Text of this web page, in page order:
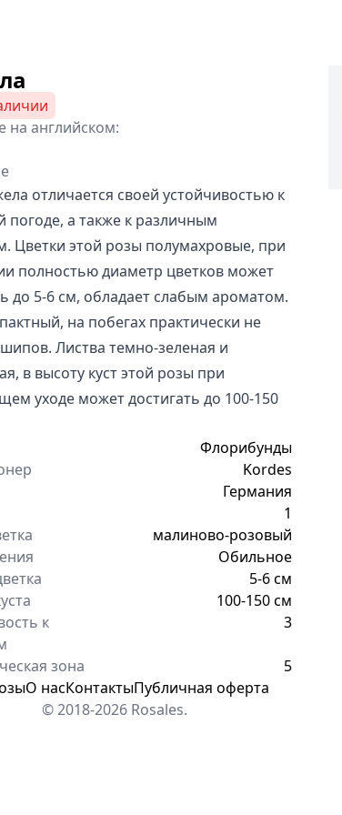
на английском:
отличается своей устойчивостью к
погоде, а также к различным
Цветки этой розы полумахровые, при
полностью диаметр цветков может
до 5-6 см, обладает слабым ароматом.
на побегах практически не
Листва темно-зеленая и
в высоту куст этой розы при
уходе может достигать до 100-150
Флорибунды
Kordes
Германия
1
малиново-розовый
Обильное
5-6 см
100-150 см
к
3
зона 5
О насКонтактыПубличная оферта
© 2018-2026 Rosales.